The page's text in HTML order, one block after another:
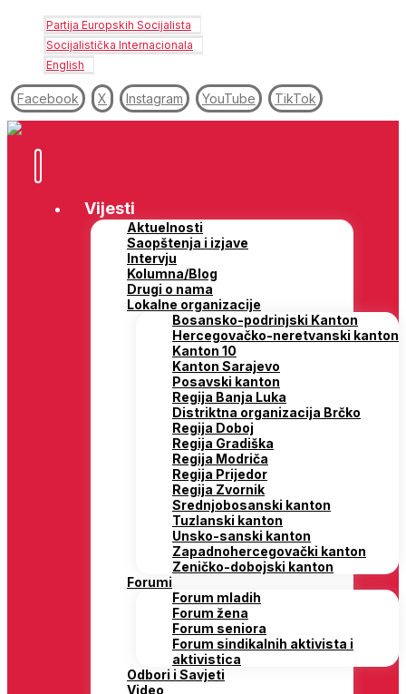
Partija Europskih Socijalista
Socijalistička Internacionala
English
Facebook X Instagram YouTube TikTok
Vijesti
Aktuelnosti
Saopštenja i izjave
Intervju
Kolumna/Blog
Drugi o nama
Lokalne organizacije
Bosansko-podrinjski Kanton
Hercegovačko-neretvanski kanton
Kanton 10
Kanton Sarajevo
Posavski kanton
Regija Banja Luka
Distriktna organizacija Brčko
Regija Doboj
Regija Gradiška
Regija Modriča
Regija Prijedor
Regija Zvornik
Srednjobosanski kanton
Tuzlanski kanton
Unsko-sanski kanton
Zapadnohercegovački kanton
Zeničko-dobojski kanton
Forumi
Forum mladih
Forum žena
Forum seniora
Forum sindikalnih aktivista i
aktivistica
Odbori i Savjeti
Video